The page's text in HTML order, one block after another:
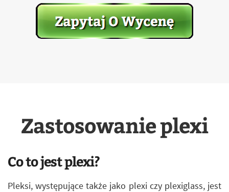
Zastosowanie plexi
Co to jest plexi?
Pleksi, występujące także jako plexi czy plexiglass, jest